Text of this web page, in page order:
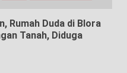
Rumah Duda di Blora
Tanah, Diduga